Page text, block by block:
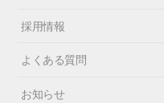
採用情報
よくある質問
お知らせ